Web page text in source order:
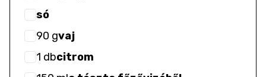
só
90 gvaj
1 dbcitrom